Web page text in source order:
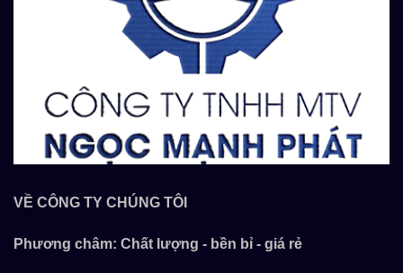
VỀ CÔNG TY CHÚNG TÔI
Phương châm: Chất lượng - bền bỉ - giá rẻ